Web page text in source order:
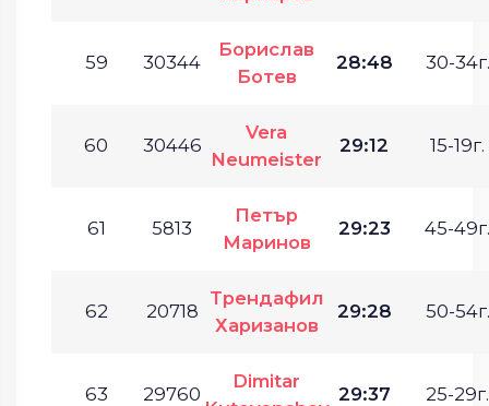
59 30344
Борислав
Ботев
28:48 30-34г.
60 30446
Vera
Neumeister
29:12 15-19г.
61 5813
Петър
Маринов
29:23 45-49г.
62 20718
Трендафил
Харизанов
29:28 50-54г.
63 29760
Dimitar
29:37 25-29г.